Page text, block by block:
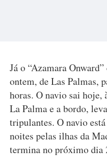
Já o “Azamara
ontem, de Las Palmas,
horas. O navio sai hoje,
La Palma e a bordo,
tripulantes. O navio
noites pelas ilhas da
termina no próximo dia